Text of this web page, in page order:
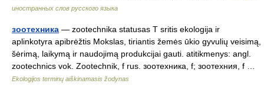
иностранных слов русского языка
зоотехника — zootechnika statusas T sritis ekologija ir
aplinkotyra apibrėžtis Mokslas, tiriantis žemės ūkio gyvulių veisimą,
šėrimą, laikymą ir naudojimą produkcijai gauti. atitikmenys: angl.
zootechnics vok. Zootechnik, f rus. зоотехника, f; зоотехния, f …
Ekologijos terminų aiškinamasis žodynas